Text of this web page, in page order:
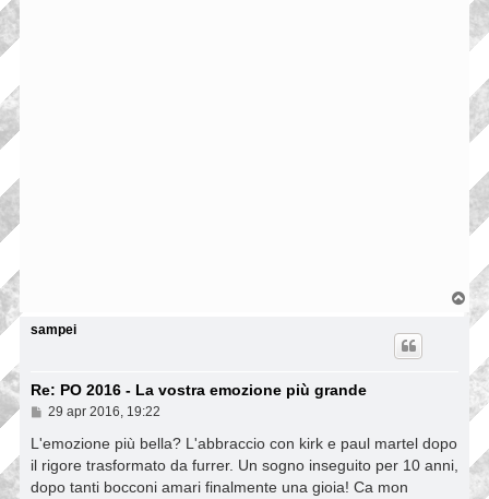
T
o
p
sampei
Re: PO 2016 - La vostra emozione più grande
M
s
s
a
g
29 apr 2016, 19:22
L'emozione più bella? L'abbraccio con kirk e paul martel dopo
il rigore trasformato da furrer. Un sogno inseguito per 10 anni,
dopo tanti bocconi amari finalmente una gioia! Ca mon